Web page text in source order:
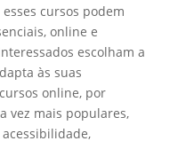
cursos podem
online e
escolham a
às suas
online, por
vez mais populares,